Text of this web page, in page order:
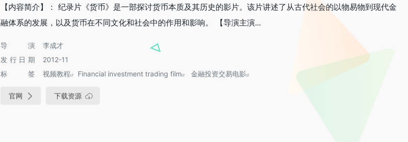
【内容简介】： 纪录片《货币》是一部探讨货币本质及其历史的影片。该片讲述了从古代社会的以物易物到现代金
融体系的发展，以及货币在不同文化和社会中的作用和影响。 【导演主演...
导演
李成才
发行日期
2012-11
标签
视频教程 Financial investment trading film 金融投资交易电影
官网 下载资源